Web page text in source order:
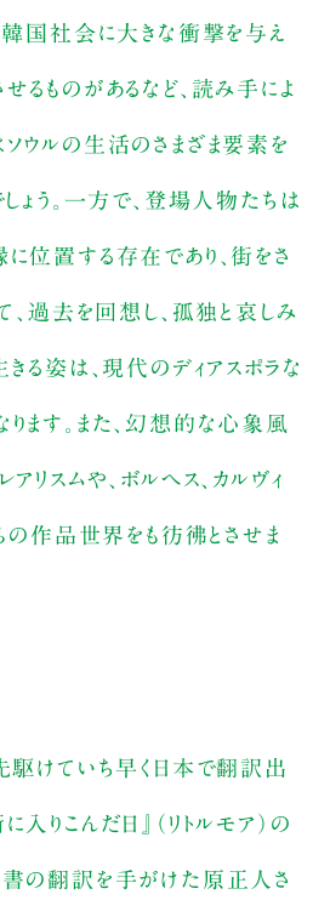
韓国社会に大きな衝撃を与え
るものがあるなど、読み手によ
ウルの生活のさまざま要素を
しょう。一方で、登場人物たちは
位置する存在であり、街をさ
、過去を回想し、孤独と哀しみ
きる姿は、現代のディアスポラな
ます。また、幻想的な心象風
リスムや、ボルヘス、カルヴィ
の作品世界をも彷彿とさせま
けていち早く日本で翻訳出
りこんだ日』（リトルモア）の
の翻訳を手がけた原正人さ